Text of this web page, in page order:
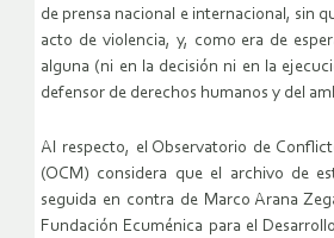
de prensa nacional e internacional, sin
acto de violencia, y, como era de
alguna (ni en la decisión ni en la
defensor de derechos humanos y del
Al respecto, el Observatorio de
(OCM) considera que el archivo de
seguida en contra de Marco Arana
Fundación Ecuménica para el